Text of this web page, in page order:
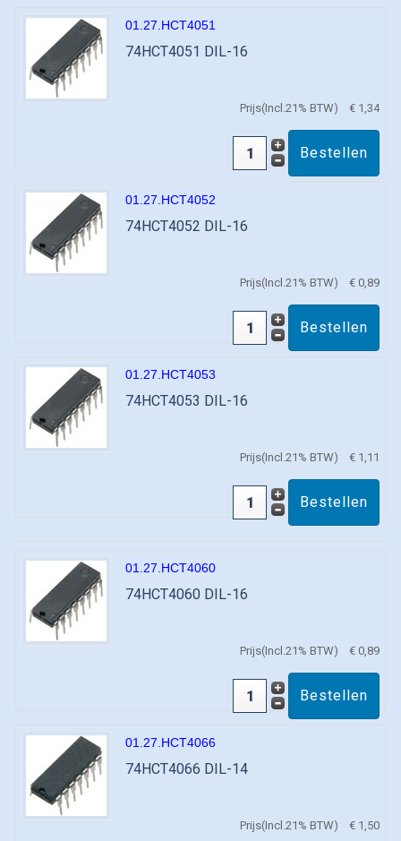
01.27.HCT4051
74HCT4051 DIL-16
Prijs(Incl.21% BTW) € 1,34
01.27.HCT4052
74HCT4052 DIL-16
Prijs(Incl.21% BTW) € 0,89
01.27.HCT4053
74HCT4053 DIL-16
Prijs(Incl.21% BTW) € 1,11
01.27.HCT4060
74HCT4060 DIL-16
Prijs(Incl.21% BTW) € 0,89
01.27.HCT4066
74HCT4066 DIL-14
Prijs(Incl.21% BTW) € 1,50